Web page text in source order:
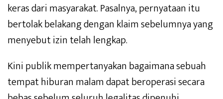
keras dari masyarakat. Pasalnya, pernyataan itu
bertolak belakang dengan klaim sebelumnya yang
menyebut izin telah lengkap.
Kini publik mempertanyakan bagaimana sebuah
tempat hiburan malam dapat beroperasi secara